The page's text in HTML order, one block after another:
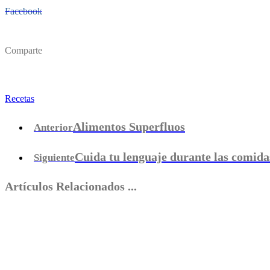
Facebook
Comparte
Recetas
AnteriorAlimentos Superfluos
SiguienteCuida tu lenguaje durante las
Artículos Relacionados ...